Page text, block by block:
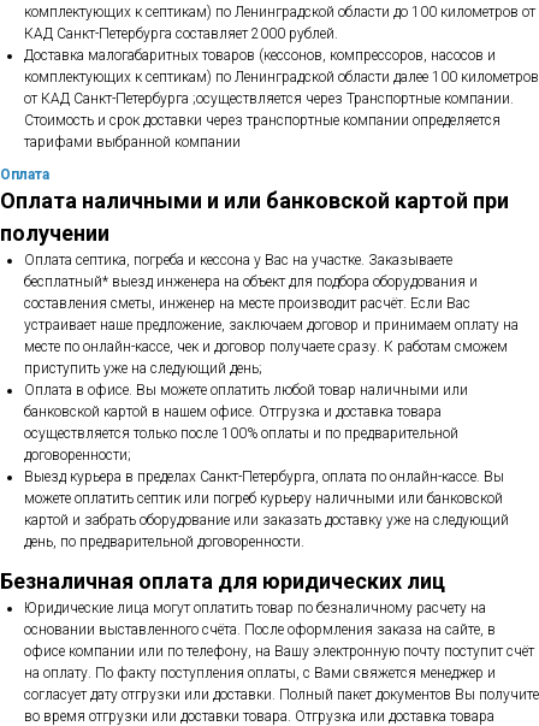
комплектующих к септикам) по Ленинградской области до 100 километров от
КАД Санкт-Петербурга составляет 2000 рублей.
Доставка малогабаритных товаров (кессонов, компрессоров, насосов и
комплектующих к септикам) по Ленинградской области далее 100 километров
от КАД Санкт-Петербурга ;осуществляется через Транспортные компании.
Стоимость и срок доставки через транспортные компании определяется
тарифами выбранной компании
Оплата
Оплата наличными и или банковской картой при
получении
Оплата септика, погреба и кессона у Вас на участке. Заказываете
бесплатный* выезд инженера на объект для подбора оборудования и
составления сметы, инженер на месте производит расчёт. Если Вас
устраивает наше предложение, заключаем договор и принимаем оплату на
месте по онлайн-кассе, чек и договор получаете сразу. К работам сможем
приступить уже на следующий день;
Оплата в офисе. Вы можете оплатить любой товар наличными или
банковской картой в нашем офисе. Отгрузка и доставка товара
осуществляется только после 100% оплаты и по предварительной
договоренности;
Выезд курьера в пределах Санкт-Петербурга, оплата по онлайн-кассе. Вы
можете оплатить септик или погреб курьеру наличными или банковской
картой и забрать оборудование или заказать доставку уже на следующий
день, по предварительной договоренности.
Безналичная оплата для юридических лиц
Юридические лица могут оплатить товар по безналичному расчету на
основании выставленного счёта. После оформления заказа на сайте, в
офисе компании или по телефону, на Вашу электронную почту поступит счёт
на оплату. По факту поступления оплаты, с Вами свяжется менеджер и
согласует дату отгрузки или доставки. Полный пакет документов Вы получите
во время отгрузки или доставки товара. Отгрузка или доставка товара